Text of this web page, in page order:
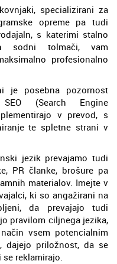
specializirani za
opreme pa tudi
s katerimi stalno
sodni tolmači, vam
profesionalno
je posebna pozornost
(Search Engine
v prevod, s
te spletne strani v
jezik prevajamo tudi
PR članke, brošure pa
materialov. Imejte v
ki so angažirani na
da prevajajo tudi
pravilom ciljnega jezika,
vsem potencialnim
dajejo priložnost, da se
reklamirajo.